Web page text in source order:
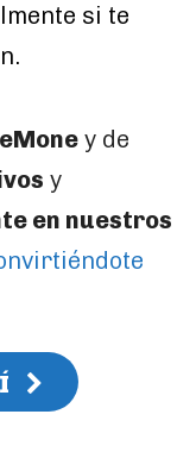
si te
y de
y
en nuestros